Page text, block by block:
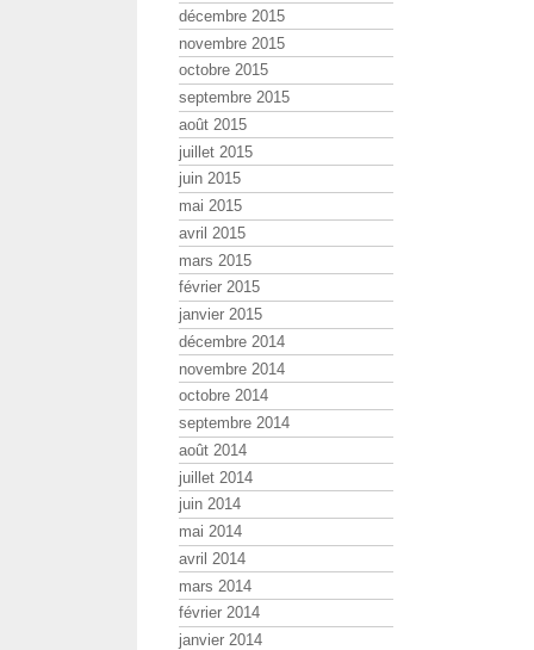
décembre 2015
novembre 2015
octobre 2015
septembre 2015
août 2015
juillet 2015
juin 2015
mai 2015
avril 2015
mars 2015
février 2015
janvier 2015
décembre 2014
novembre 2014
octobre 2014
septembre 2014
août 2014
juillet 2014
juin 2014
mai 2014
avril 2014
mars 2014
février 2014
janvier 2014